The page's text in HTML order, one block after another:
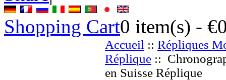
Shopping Cart0 item(s) -
Accueil :: Répliques
Réplique ::
en Suisse Réplique